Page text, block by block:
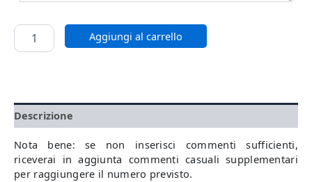
Aggiungi al carrello
Descrizione
Nota bene: se non inserisci commenti sufficienti,
riceverai in aggiunta commenti casuali supplementari
per raggiungere il numero previsto.